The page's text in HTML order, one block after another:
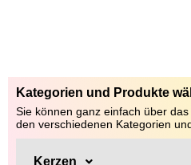
Kategorien und Produkte
Sie können ganz einfach über
den verschiedenen Kategorien
Kerzen